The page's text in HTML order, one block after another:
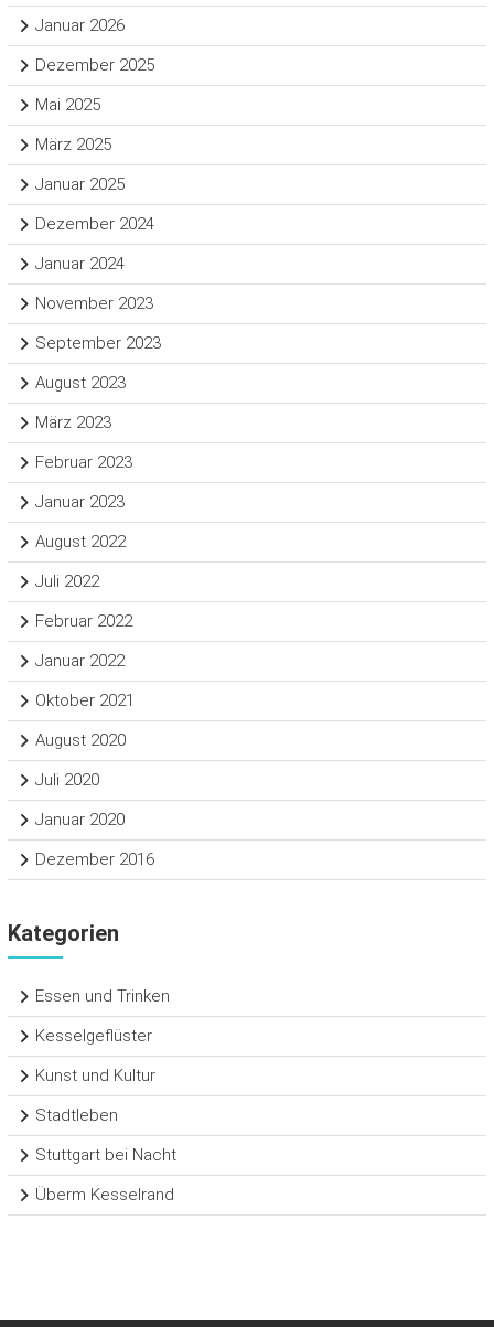
Januar 2026
Dezember 2025
Mai 2025
März 2025
Januar 2025
Dezember 2024
Januar 2024
November 2023
September 2023
August 2023
März 2023
Februar 2023
Januar 2023
August 2022
Juli 2022
Februar 2022
Januar 2022
Oktober 2021
August 2020
Juli 2020
Januar 2020
Dezember 2016
Kategorien
Essen und Trinken
Kesselgeflüster
Kunst und Kultur
Stadtleben
Stuttgart bei Nacht
Überm Kesselrand